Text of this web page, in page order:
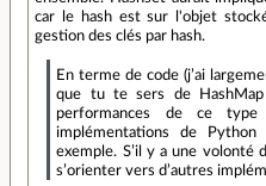
car le hash est sur l'objet
gestion des clés par hash.
En terme de code (j’ai
que tu te sers de
performances de ce
implémentations de
exemple. S’il y a une volonté
s’orienter vers d’autres